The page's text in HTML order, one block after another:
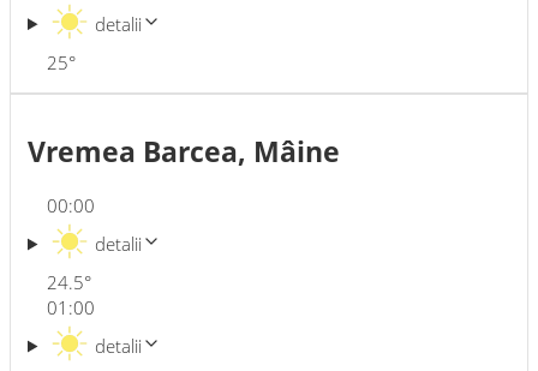
25°
detalii
Vremea Barcea, Mâine
00:00
24.5°
detalii
01:00
detalii